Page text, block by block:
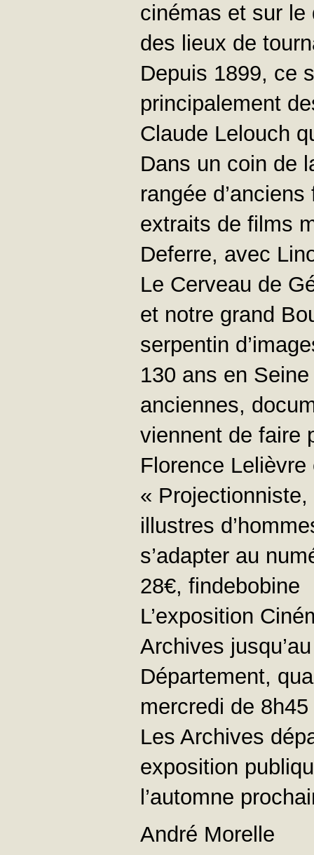
cinémas et sur
des lieux de
Depuis 1899, ce
principalement
Claude Lelouch
Dans un coin de
rangée
extraits de films
Deferre, avec
Le Cerveau de
et notre grand
serpentin
130 ans en
anciennes,
viennent de faire
Florence
«
illustres
s’adapter au
28€, findebobine
L’exposition
Archives
Département,
mercredi de
Les Archives
exposition
l’automne
André Morelle